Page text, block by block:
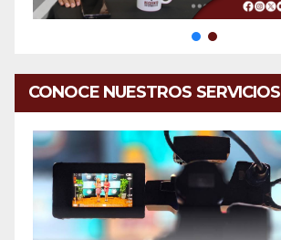
CONOCE NUESTROS SERVICIOS